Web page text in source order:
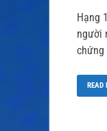
Hạng
người
chứng
READ